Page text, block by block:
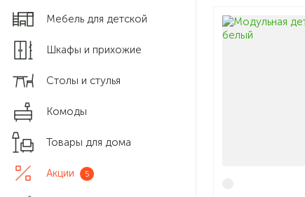
Мебель для детской
Шкафы и прихожие
Столы и стулья
Комоды
Товары для дома
Акции 5